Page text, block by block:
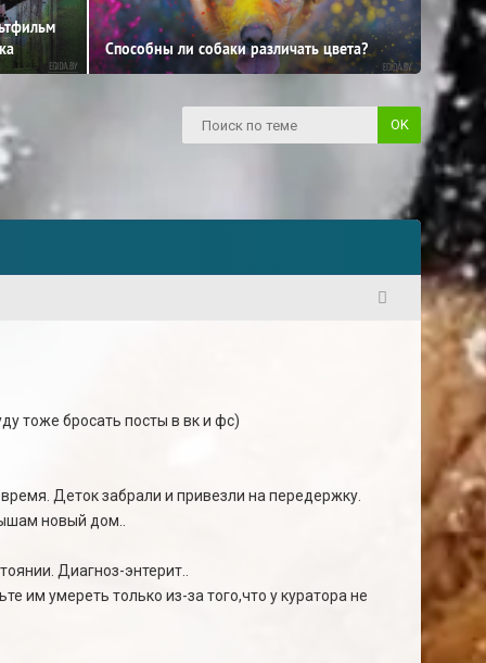
Способны ли собаки различать цвета?
тоже бросать посты в вк и фс)
Деток забрали и привезли на передержку.
новый дом..
Диагноз-энтерит..
им умереть только из-за того,что у куратора не